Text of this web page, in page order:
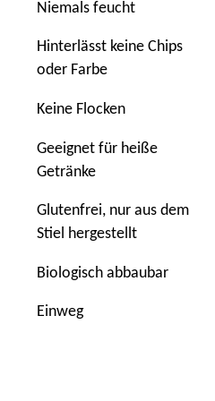
Niemals feucht
Hinterlässt keine Chips
oder Farbe
Keine Flocken
Geeignet für heiße
Getränke
Glutenfrei, nur aus dem
Stiel hergestellt
Biologisch abbaubar
Einweg